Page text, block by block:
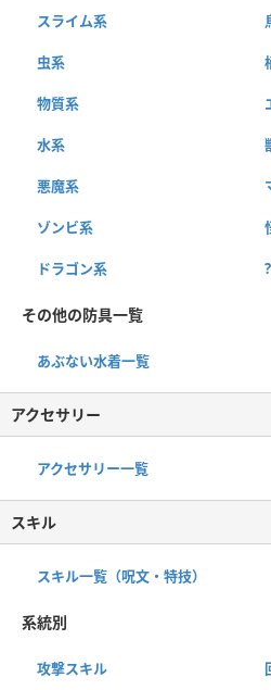
スライム系
虫系
物質系
水系
悪魔系
ゾンビ系
ドラゴン系
その他の防具一覧
あぶない水着一覧
アクセサリー
アクセサリー一覧
スキル
スキル一覧（呪文・特技）
系統別
攻撃スキル